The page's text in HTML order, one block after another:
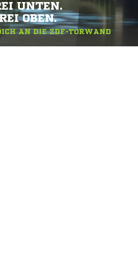
UNTEN.
OBEN.
AN DIE ZDF-TORWAND